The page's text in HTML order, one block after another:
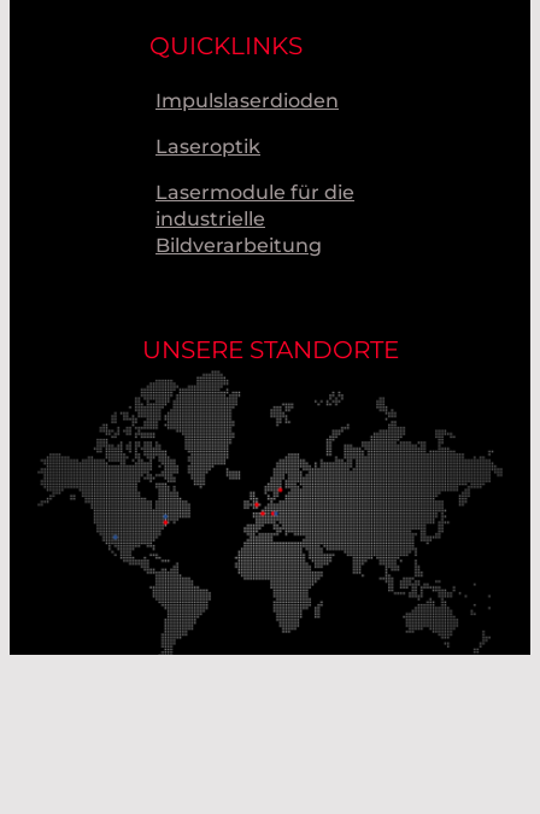
QUICKLINKS
Impulslaserdioden
Laseroptik
Lasermodule für die
industrielle
Bildverarbeitung
UNSERE STANDORTE